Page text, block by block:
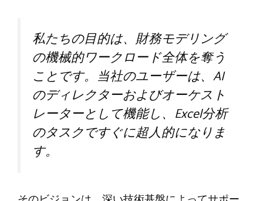
私たちの目的は、財務モデリング
の機械的ワークロード全体を奪う
ことです。当社のユーザーは、AI
のディレクターおよびオーケスト
レーターとして機能し、Excel分析
のタスクですぐに超人的になりま
す。